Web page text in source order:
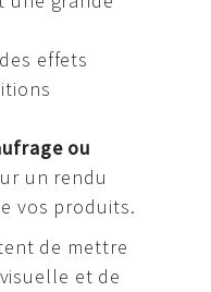
effets
ou
un rendu
vos produits.
de mettre
et de